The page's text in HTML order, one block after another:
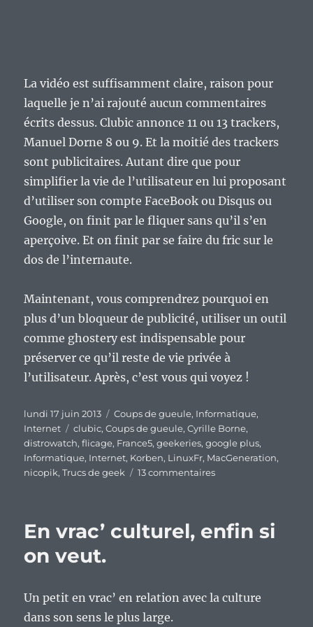
La vidéo est suffisamment claire, raison pour
laquelle je n’ai rajouté aucun commentaires
écrits dessus. Clubic annonce 11 ou 13 trackers,
Manuel Dorne 8 ou 9. Et la moitié des trackers
sont publicitaires. Autant dire que pour
simplifier la vie de l’utilisateur en lui proposant
d’utiliser son compte FaceBook ou Disqus ou
Google, on finit par le fliquer sans qu’il s’en
aperçoive. Et on finit par se faire du fric sur le
dos de l’internaute.
Maintenant, vous comprendrez pourquoi en
plus d’un bloqueur de publicité, utiliser un outil
comme ghostery est indispensable pour
préserver ce qu’il reste de vie privée à
l’utilisateur. Après, c’est vous qui voyez !
Publié
le
lundi 17 juin 2013 Catégories
Coups de gueule, Informatique,
Internet
Étiquettes
clubic,Coups de gueule,Cyrille Borne,
distrowatch,flicage, France5,geekeries,google plus,
Informatique, Internet, Korben, LinuxFr, MacGeneration,
nicopik,Trucs de geek 13 commentairessur
moi »
fliqué
En vrac’ culturel, enfin si
on veut.
Un petit en vrac’ en relation avec la culture
dans son sens le plus large.